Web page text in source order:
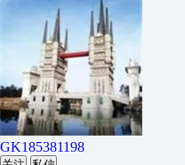
GK185381198